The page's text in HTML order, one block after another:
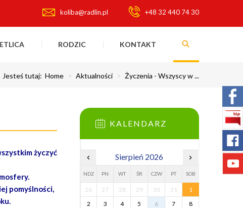
koliba@radlin.pl +48 32 440 74 30
RODZIC KONTAKT
Jesteś tutaj: Home > Aktualności > Życzenia - Wszyscy w ...
życzyć
pomyślności,
KALENDARZ
‹ Sierpień 2026 ›
NDZ PN WT ŚR CZW PT SOB
26 27 28 29 30 31
1
2
3 4 5 6 7
8